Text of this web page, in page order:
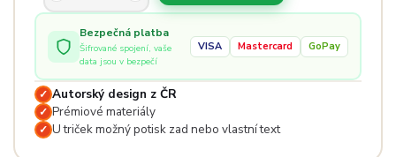
Bezpečná platba
Šifrované spojení, vaše
data jsou v bezpečí
VISA Mastercard GoPay
✓ Autorský design z ČR
✓ Prémiové materiály
✓ U triček možný potisk zad nebo vlastní text